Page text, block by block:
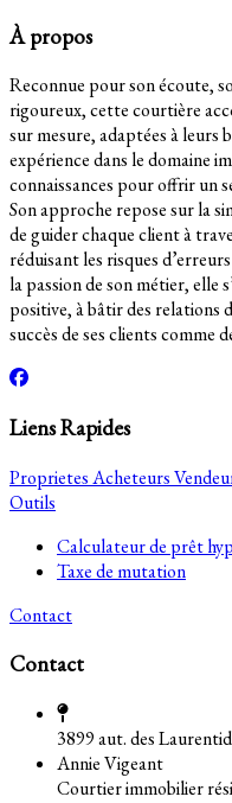
À propos
Reconnue pour son écoute,
rigoureux, cette courtière
sur mesure, adaptées à leurs
expérience dans le domaine
connaissances pour offrir un
Son approche repose sur la
de guider chaque client à
réduisant les risques
la passion de son métier, elle
positive, à bâtir des relations
succès de ses clients comme
Liens Rapides
ProprietesAcheteurs
Outils
Calculateur de prêt
Taxe de mutation
Contact
Contact
3899 aut. des
Annie Vigeant
Courtier immobilier